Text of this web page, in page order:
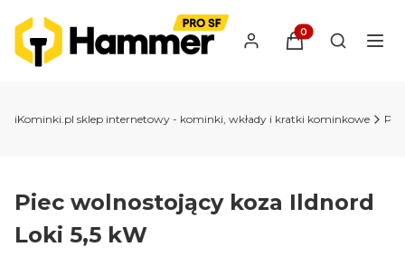
Produkty w
Otwórz
iKominki.pl sklep internetowy - kominki, wkłady i kratki kominkowe
Piec wolnostojący koza Ildnord
Loki 5,5 kW